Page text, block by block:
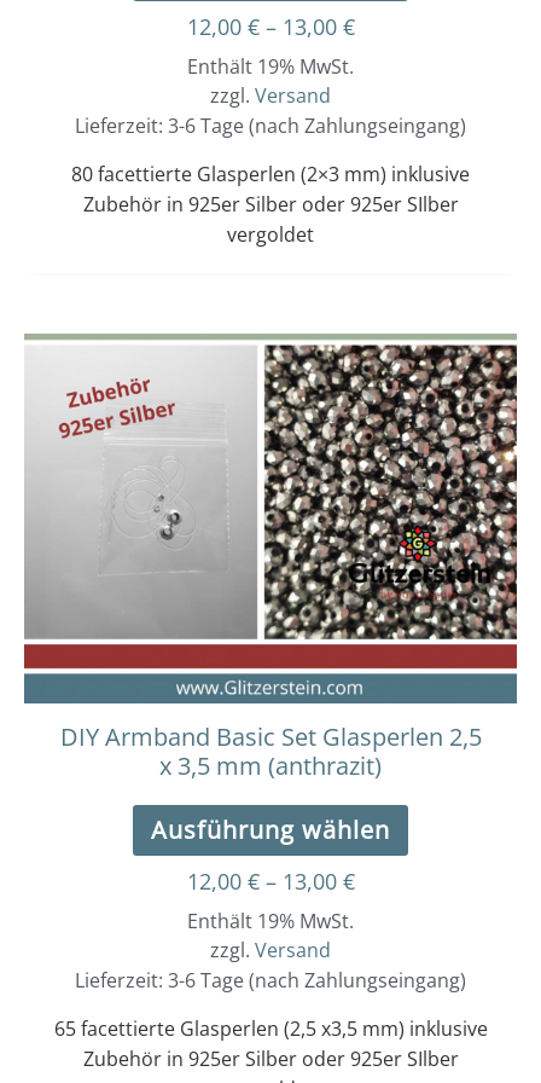
12,00 € – 13,00 €
Enthält 19% MwSt.
zzgl. Versand
Lieferzeit: 3-6 Tage (nach Zahlungseingang)
80 facettierte Glasperlen (2×3 mm) inklusive
Zubehör in 925er Silber oder 925er SIlber
vergoldet
DIY Armband Basic Set Glasperlen 2,5
x 3,5 mm (anthrazit)
Ausführung wählen
Dieses
Produkt
weist
mehrere
Varianten
auf.
Die
Optionen
können
auf
der
werden
12,00 € – 13,00 €
Preisspanne:
12,00 €
bis
13,00 €
Enthält 19% MwSt.
zzgl. Versand
Lieferzeit: 3-6 Tage (nach Zahlungseingang)
65 facettierte Glasperlen (2,5 x3,5 mm) inklusive
Zubehör in 925er Silber oder 925er SIlber